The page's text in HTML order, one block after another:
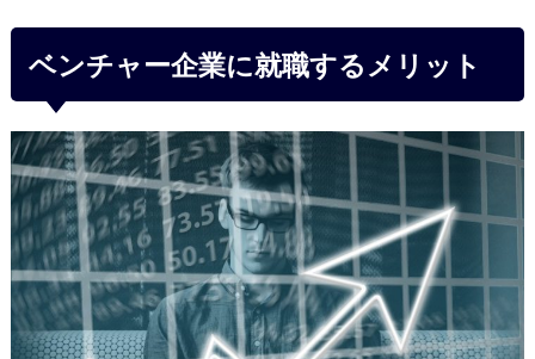
ベンチャー企業に就職するメリット